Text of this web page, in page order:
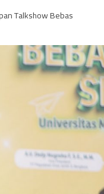
Talkshow Bebas